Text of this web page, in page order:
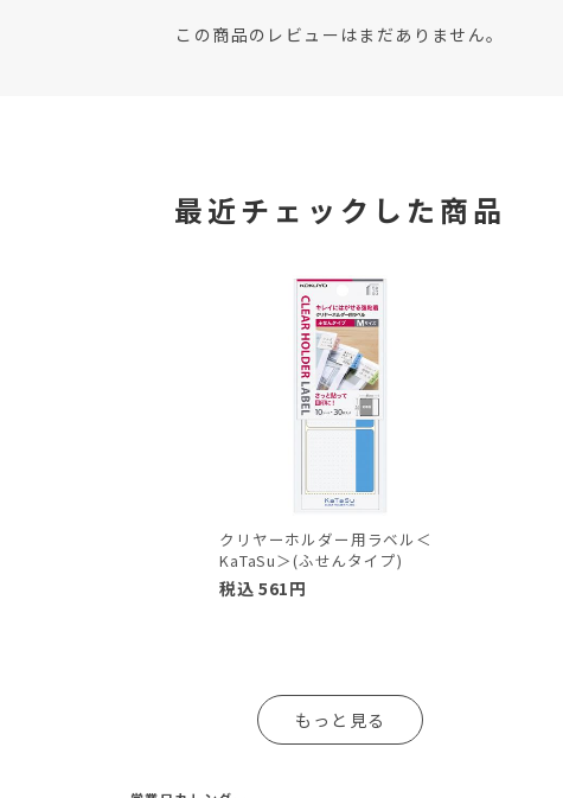
この商品のレビューはまだありません。
最近チェックした商品
クリヤーホルダー用ラベル＜
KaTaSu＞(ふせんタイプ)
税込 561円
もっと見る